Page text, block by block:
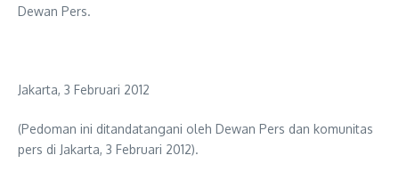
Dewan Pers.
Jakarta, 3 Februari 2012
(Pedoman ini ditandatangani oleh Dewan Pers dan komunitas
pers di Jakarta, 3 Februari 2012).